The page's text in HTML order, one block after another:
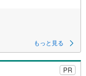
もっと見る
PR